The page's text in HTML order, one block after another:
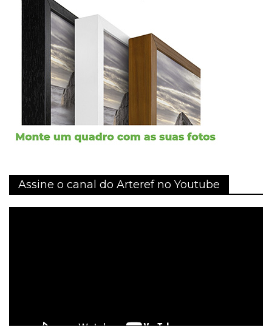
Assine o canal do Arteref no Youtube